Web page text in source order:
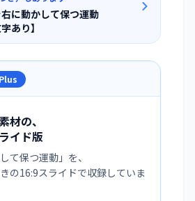
に動かして保つ運動
字あり】
材の、
イド版
て保つ運動」を、
の16:9スライドで収録していま